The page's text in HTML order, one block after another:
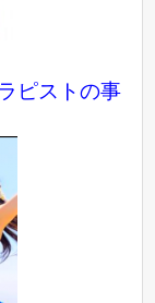
ピストの事